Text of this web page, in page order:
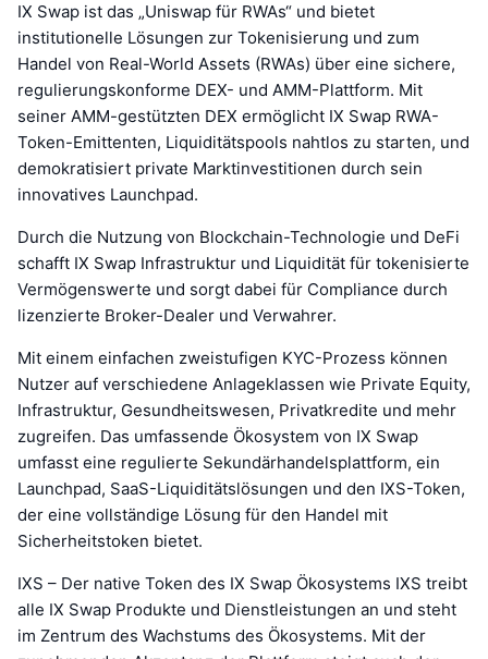
IX Swap ist das „Uniswap für RWAs“ und bietet
institutionelle Lösungen zur Tokenisierung und zum
Handel von Real-World Assets (RWAs) über eine sichere,
regulierungskonforme DEX- und AMM-Plattform. Mit
seiner AMM-gestützten DEX ermöglicht IX Swap RWA-
Token-Emittenten, Liquiditätspools nahtlos zu starten, und
demokratisiert private Marktinvestitionen durch sein
innovatives Launchpad.
Durch die Nutzung von Blockchain-Technologie und DeFi
schafft IX Swap Infrastruktur und Liquidität für tokenisierte
Vermögenswerte und sorgt dabei für Compliance durch
lizenzierte Broker-Dealer und Verwahrer.
Mit einem einfachen zweistufigen KYC-Prozess können
Nutzer auf verschiedene Anlageklassen wie Private Equity,
Infrastruktur, Gesundheitswesen, Privatkredite und mehr
zugreifen. Das umfassende Ökosystem von IX Swap
umfasst eine regulierte Sekundärhandelsplattform, ein
Launchpad, SaaS-Liquiditätslösungen und den IXS-Token,
der eine vollständige Lösung für den Handel mit
Sicherheitstoken bietet.
IXS – Der native Token des IX Swap Ökosystems IXS treibt
alle IX Swap Produkte und Dienstleistungen an und steht
im Zentrum des Wachstums des Ökosystems. Mit der